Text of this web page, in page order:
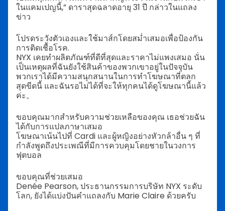
ในแคมเปญนี้,” ดาราสุดฉลาดอายุ 31 ปี กล่าวในแถลง
ข่าว
โปรดระวังตัวเองและใช้มาส์กโดยสม่ำเสมอเพื่อป้องกัน
การติดเชื้อโรค.
NYX เคยทำผลิตภัณฑ์ที่ดีที่สุดและราคาไม่แพงเสมอ นั่น
เป็นเหตุผลที่ฉันยังใช้สินค้าของพวกเขาอยู่ในปัจจุบัน
พวกเราได้มีความสนุกสนานในการทำโฆษณาที่ตลก
สุดขีดนี้ และฉันรอไม่ได้ที่จะให้ทุกคนได้ดูโฆษณานี้แล้ว
ค่ะ。
ขอบคุณมากสำหรับความช่วยเหลือของคุณ เธอช่วยฉัน
ได้กับการแปลภาษาเสมอ
โฆษณาเน้นไปที่ Cardi และผู้หญิงอย่างหัวกล้าอื่น ๆ ที่
กำลังพูดถึงประเพณีที่มีการควบคุมโดยชายในวงการ
ฟุตบอล
ขอบคุณที่ช่วยเสมอ
Denée Pearson, ประธานกรรมการบริษัท NYX ระดับ
โลก, ยังได้แบ่งปันคำแถลงกับ Marie Claire ด้วยครับ